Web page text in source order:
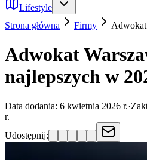
Lifestyle
Strona główna
Firmy Adwokat
Adwokat
najlepszych w
Data dodania: 6 kwietnia 2026 r.·
r.
Udostępnij: